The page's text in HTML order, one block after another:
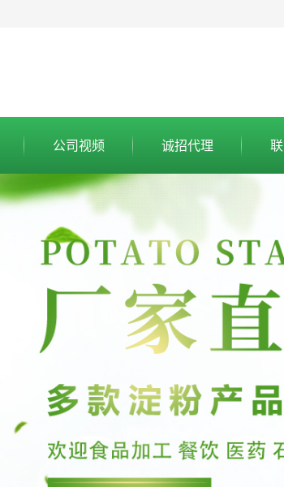
公司视频 诚招代理